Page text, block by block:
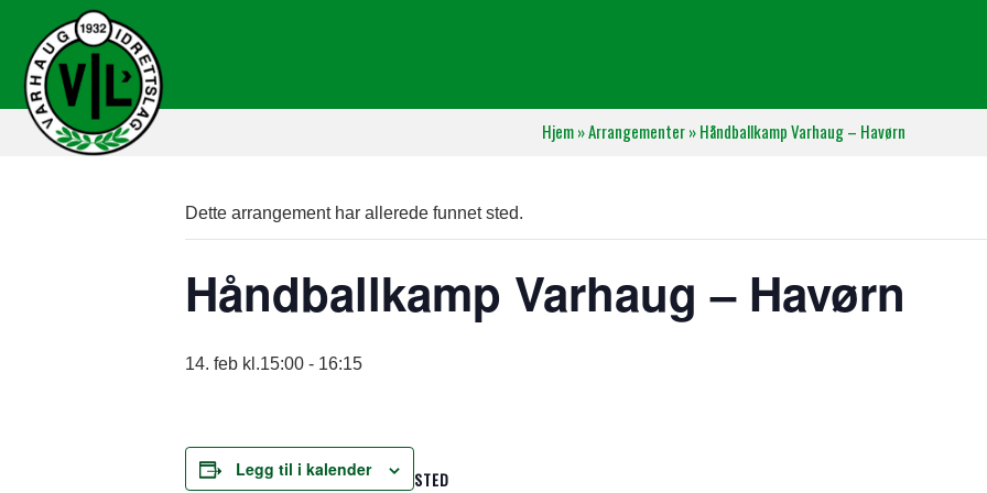
Hjem»Arrangementer»Håndballkamp Varhaug – Havørn
Dette arrangement har allerede funnet sted.
Håndballkamp Varhaug – Havørn
14. feb kl.15:00 - 16:15
Legg til i kalender STED